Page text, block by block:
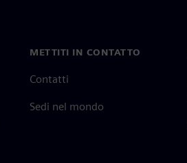
METTITI IN CONTATTO
Contatti
Sedi nel mondo